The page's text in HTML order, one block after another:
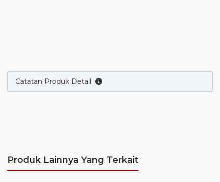
Catatan Produk Detail
Produk Lainnya Yang Terkait